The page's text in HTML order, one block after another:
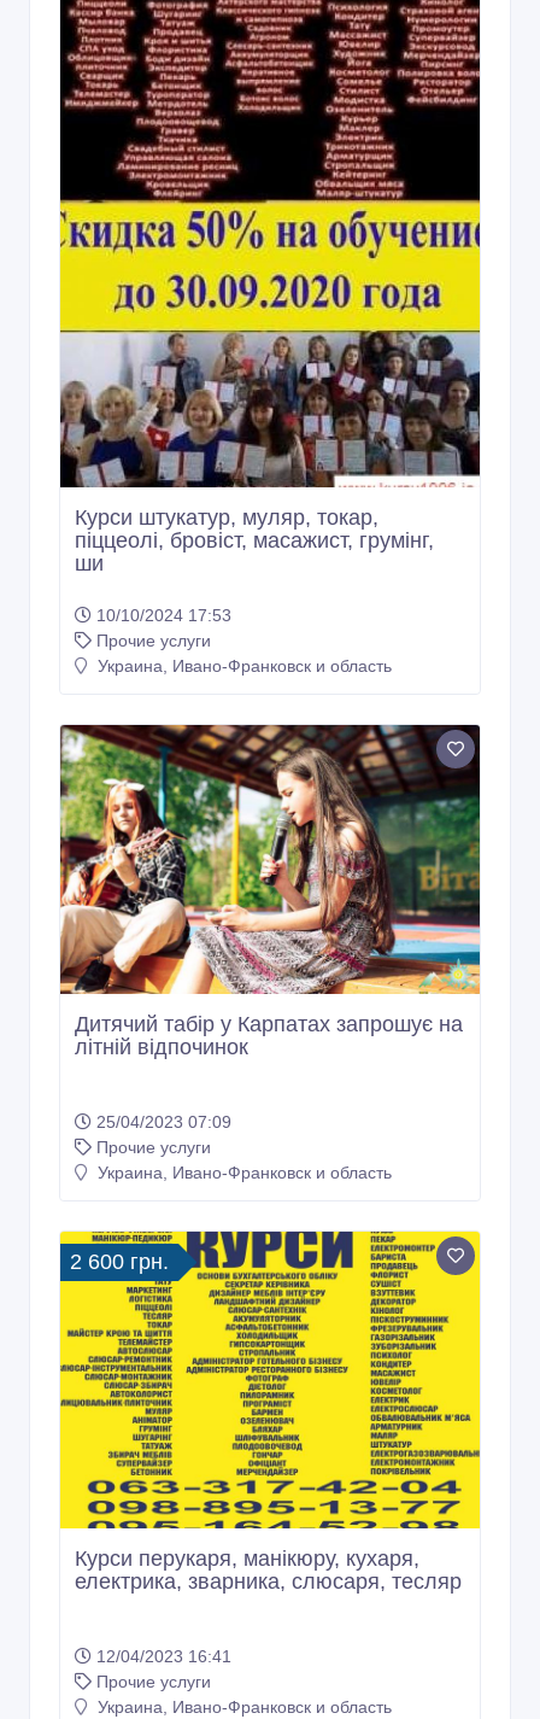
Курси штукатур, муляр, токар,
піццеолі, бровіст, масажист, грумінг,
ши
10/10/2024 17:53
Прочие услуги
Украина, Ивано-Франковск и область
Дитячий табіp у Карпатах запрошує на
літній відпочинок
25/04/2023 07:09
Прочие услуги
Украина, Ивано-Франковск и область
2 600 грн.
Курси перукаря, манікюру, кухаря,
електрика, зварника, слюсаря, тесляр
12/04/2023 16:41
Прочие услуги
Украина, Ивано-Франковск и область